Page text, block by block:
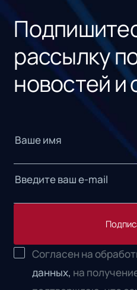
рассылку
новостей и
Согласен на
данных, на